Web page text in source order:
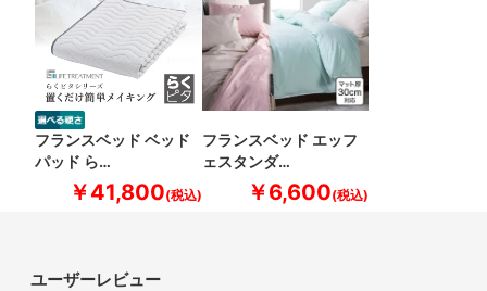
フランスベッド ベッド
パッド ら…
￥41,800
フランスベッド エッフ
ェスタンダ…
￥6,600
ユーザーレビュー